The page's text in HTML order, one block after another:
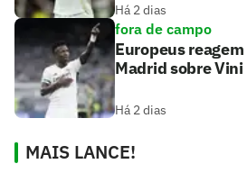
Há 2 dias
fora de campo
Europeus
Madrid sobre
Há 2 dias
MAIS LANCE!